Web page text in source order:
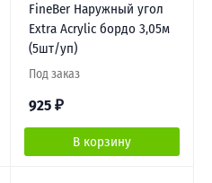
FineBer Наружный угол
Extra Acrylic бордо 3,05м
(5шт/уп)
Под заказ
925 ₽
В корзину